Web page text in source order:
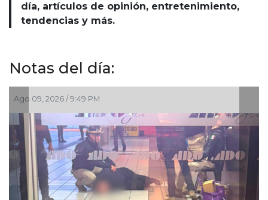
día, artículos de opinión, entretenimiento,
tendencias y más.
Notas del día:
Ago 09, 2026 / 9:49 PM